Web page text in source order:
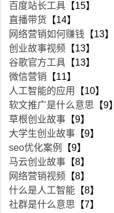
百度站长工具 【15】
直播带货 【14】
网络营销如何赚钱 【13】
创业故事视频 【13】
谷歌官方工具 【13】
微信营销 【11】
人工智能的应用
【10】
软文推广是什么意思 【9】
草根创业故事 【9】
大学生创业故事 【9】
seo优化案例
【9】
马云创业故事 【8】
网络营销视频 【8】
什么是人工智能 【8】
社群是什么意思 【7】